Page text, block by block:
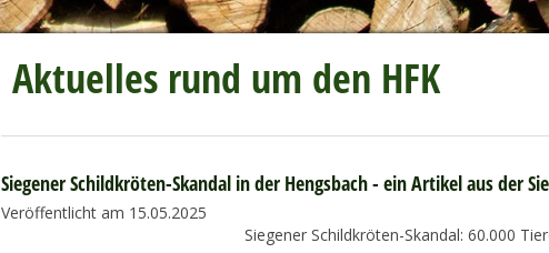
Aktuelles rund um den HFK
Siegener Schildkröten-Skandal in der Hengsbach - ein Artikel aus der
Veröffentlicht am 15.05.2025
Siegener Schildkröten-Skandal: 60.000